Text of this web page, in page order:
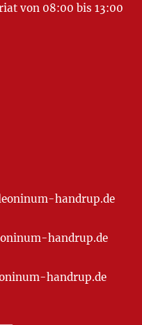
von 08:00 bis 13:00
handrup.de
handrup.de
handrup.de